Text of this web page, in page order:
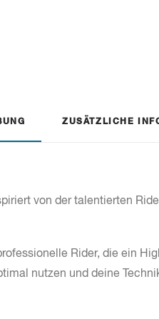
ZUSÄTZLICHE
von der talentierten
Rider, die ein
nutzen und deine